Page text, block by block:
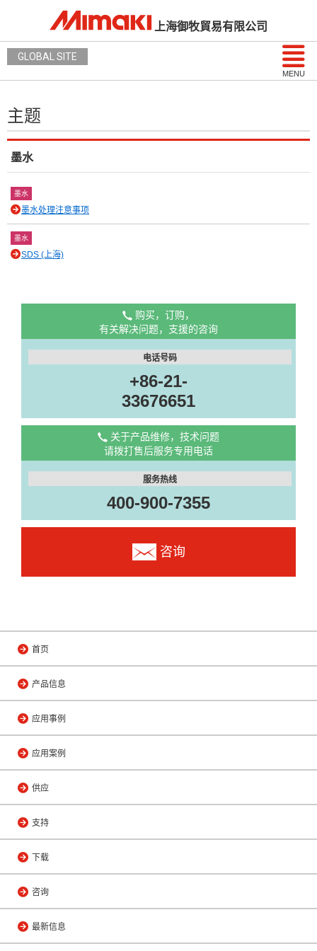
上海御牧貿易有限公司
MENU
GLOBAL SITE
主题
墨水
墨水
墨水处理注意事项
墨水
SDS (上海)
购买，订购，
有关解决问题，支援的咨询
电话号码
+86-21-
33676651
关于产品维修，技术问题
请拨打售后服务专用电话
服务热线
400-900-7355
咨询
首页
产品信息
应用事例
应用案例
供应
支持
下载
咨询
最新信息